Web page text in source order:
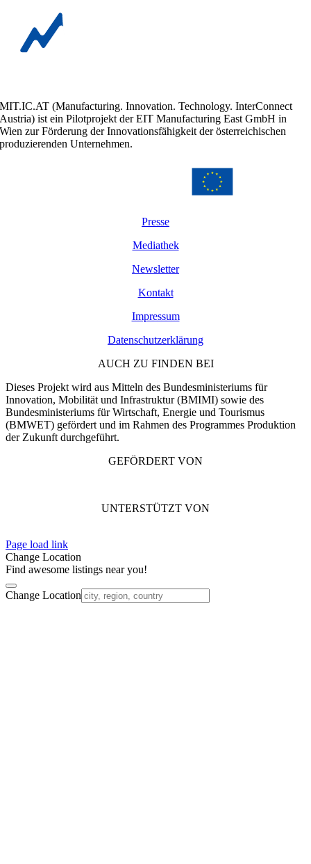
MIT.IC.AT (Manufacturing. Innovation. Technology. InterConnect
Austria) ist ein Pilotprojekt der EIT Manufacturing East GmbH in
Wien zur Förderung der Innovationsfähigkeit der österreichischen
produzierenden Unternehmen.
Presse
Mediathek
Newsletter
Kontakt
Impressum
Datenschutzerklärung
AUCH ZU FINDEN BEI
Dieses Projekt wird aus Mitteln des Bundesministeriums für
Innovation, Mobilität und Infrastruktur (BMIMI) sowie des
Bundesministeriums für Wirtschaft, Energie und Tourismus
(BMWET) gefördert und im Rahmen des Programmes Produktion
der Zukunft durchgeführt.
GEFÖRDERT VON
UNTERSTÜTZT VON
Page load link
Change Location
Find awesome listings near you!
Change Location